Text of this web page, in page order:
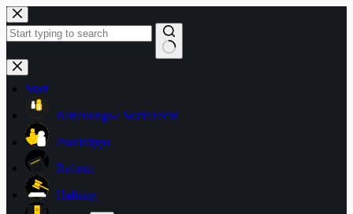
Zum
Inhalt
springen
Keine
Ergebnisse
Start
Betreuungs-/ Sozialrecht
Praxistipps
Reform
Haftung